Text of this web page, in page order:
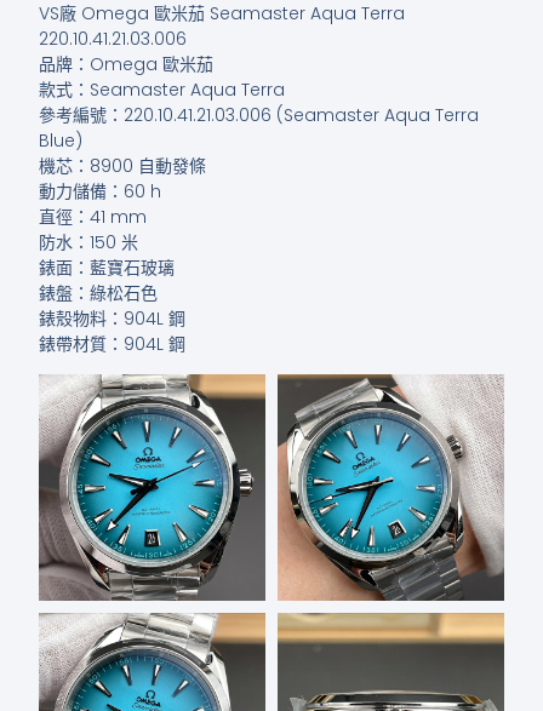
VS廠 Omega 歐米茄 Seamaster Aqua Terra
220.10.41.21.03.006
品牌：Omega 歐米茄
款式：Seamaster Aqua Terra
參考編號：220.10.41.21.03.006 (Seamaster Aqua Terra
Blue)
機芯：8900 自動發條
動力儲備：60 h
直徑：41 mm
防水：150 米
錶面：藍寶石玻璃
錶盤：綠松石色
錶殼物料：904L 鋼
錶帶材質：904L 鋼